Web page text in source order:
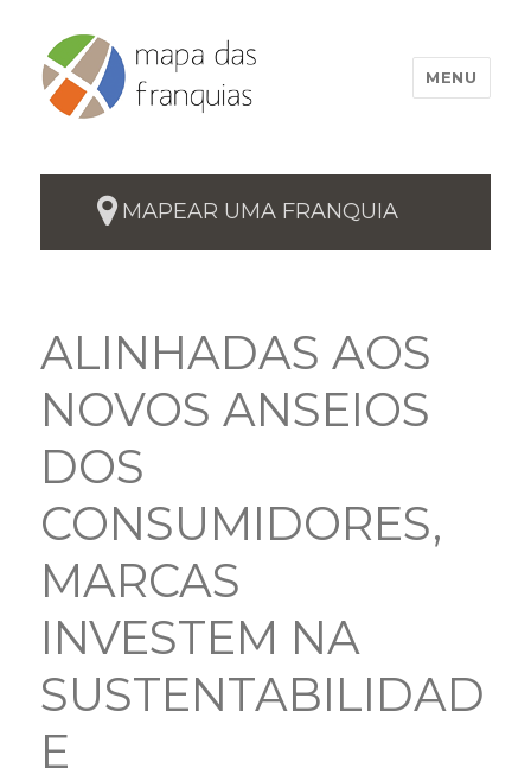
MENU
MAPEAR UMA FRANQUIA
ALINHADAS AOS
NOVOS ANSEIOS
DOS
CONSUMIDORES,
MARCAS
INVESTEM NA
SUSTENTABILIDAD
E